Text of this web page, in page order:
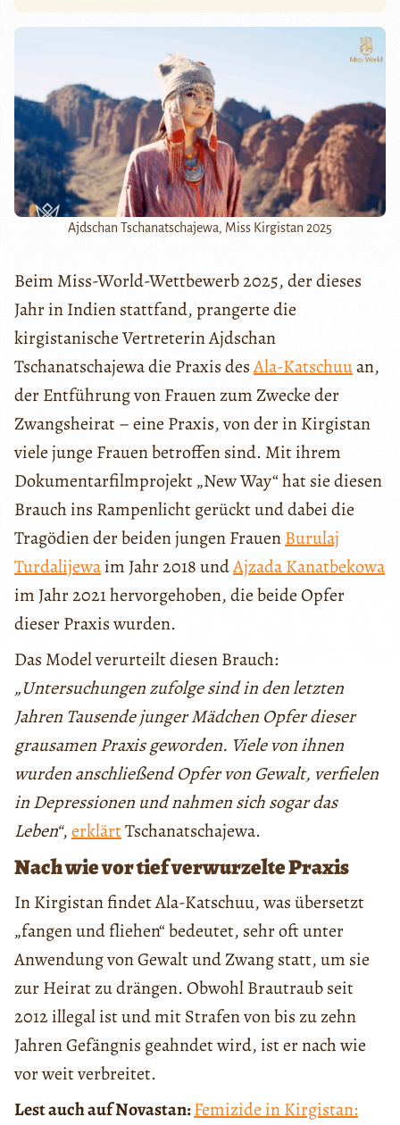
Ajdschan Tschanatschajewa, Miss Kirgistan 2025
Beim Miss-World-Wettbewerb 2025, der dieses
Jahr in Indien stattfand, prangerte die
kirgistanische Vertreterin Ajdschan
Tschanatschajewa die Praxis desAla-Katschuuan,
der Entführung von Frauen zum Zwecke der
Zwangsheirat – eine Praxis, von der in Kirgistan
viele junge Frauen betroffen sind. Mit ihrem
Dokumentarfilmprojekt „New Way“ hat sie diesen
Brauch ins Rampenlicht gerückt und dabei die
Tragödien der beiden jungen FrauenBurulaj
Turdalijewaim Jahr 2018 undAjzada Kanatbekowa
im Jahr 2021 hervorgehoben, die beide Opfer
dieser Praxis wurden.
Das Model verurteilt diesen Brauch:
„Untersuchungen zufolge sind in den letzten
Jahren Tausende junger Mädchen Opfer dieser
grausamen Praxis geworden. Viele von ihnen
wurden anschließend Opfer von Gewalt, verfielen
in Depressionen und nahmen sich sogar das
Leben“,erklärtTschanatschajewa.
Nach wie vor tief verwurzelte Praxis
In Kirgistan findet Ala-Katschuu, was übersetzt
„fangen und fliehen“ bedeutet, sehr oft unter
Anwendung von Gewalt und Zwang statt, um sie
zur Heirat zu drängen. Obwohl Brautraub seit
2012 illegal ist und mit Strafen von bis zu zehn
Jahren Gefängnis geahndet wird, ist er nach wie
vor weit verbreitet.
Lest auch auf Novastan:Femizide in Kirgistan: